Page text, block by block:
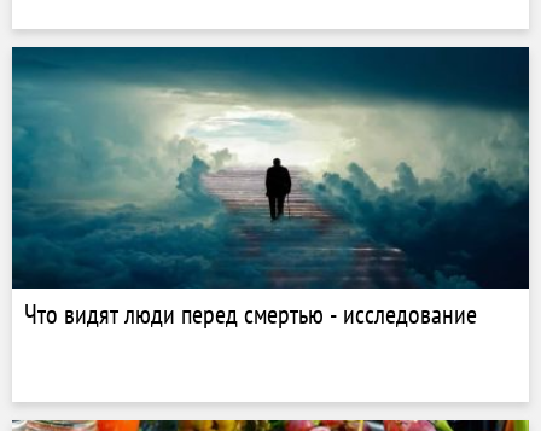
Что видят люди перед смертью - исследование